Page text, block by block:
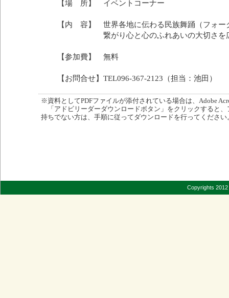
【場 所】 イベントコーナー
【内 容】 世界各地に伝わる民族舞踊（フォー
繋がり心と心のふれあいの大切さを
【参加費】 無料
【お問合せ】TEL096-367-2123（担当：池田
※資料としてPDFファイルが添付されている場合は、Adobe
「アドビリーダーダウンロードボタン」をクリックすると
持ちでない方は、手順に従ってダウンロードを行ってください
Copyrights